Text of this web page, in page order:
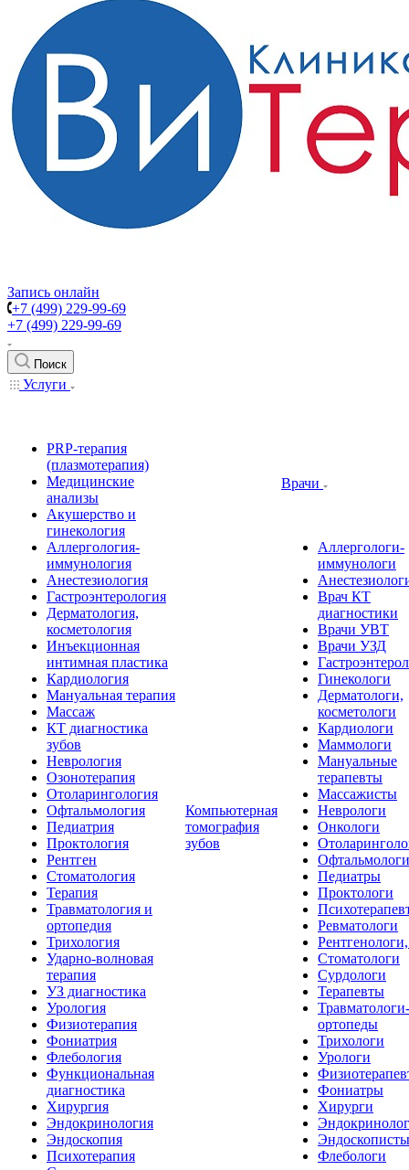
Запись онлайн
+7 (499) 229-99-69
+7 (499) 229-99-69
Поиск
Услуги
PRP-терапия
(плазмотерапия)
Медицинские
анализы
Акушерство и
гинекология
Аллергология-
иммунология
Анестезиология
Гастроэнтерология
Дерматология,
косметология
Инъекционная
интимная пластика
Кардиология
Мануальная терапия
Массаж
КТ диагностика
зубов
Неврология
Озонотерапия
Отоларингология
Офтальмология
Педиатрия
Проктология
Рентген
Стоматология
Терапия
Травматология и
ортопедия
Трихология
Ударно-волновая
терапия
УЗ диагностика
Урология
Физиотерапия
Фониатрия
Флебология
Функциональная
диагностика
Хирургия
Эндокринология
Эндоскопия
Психотерапия
Компьютерная
томография
зубов
Врачи
Аллергологи-
иммунологи
Врач КТ
диагностики
Врачи УВТ
Врачи УЗД
Гинекологи
Дерматологи,
косметологи
Кардиологи
Маммологи
Мануальные
терапевты
Массажисты
Неврологи
Онкологи
Офтальмологи
Педиатры
Проктологи
Ревматологи
Стоматологи
Сурдологи
Терапевты
Травматологи-
ортопеды
Трихологи
Урологи
Фониатры
Хирурги
Эндоскописты
Флебологи